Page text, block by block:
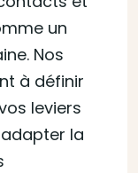
un
Nos
à définir
leviers
la